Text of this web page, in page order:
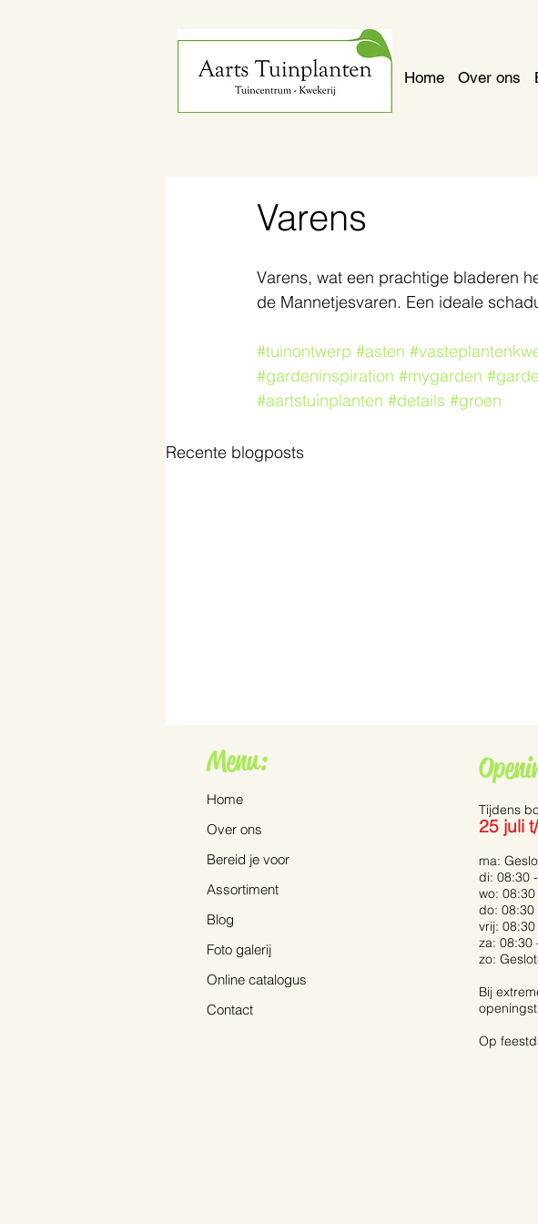
Home Over ons
Varens
Varens, wat een prachtige bladeren
de Mannetjesvaren. Een ideale
#tuinontwerp #asten
#gardeninspiration #mygarden
#aartstuinplanten #details #groen
Recente blogposts
De Crocosmia ‘Lucifer’
Home
Over ons
Bereid je voor
Assortiment
Blog
Foto galerij
Online catalogus
Contact
Menu:
Tijdens
25 juli
ma:
di: 08:30
wo:
do: 08:30
vrij:
za: 08:30
zo:
Bij
Op